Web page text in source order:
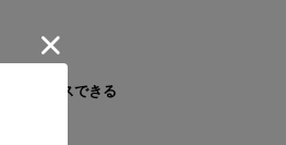
感をプラスできる